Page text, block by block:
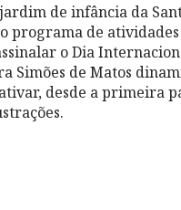
de infância da
programa de
o Dia
Simões de Matos
desde a primeira